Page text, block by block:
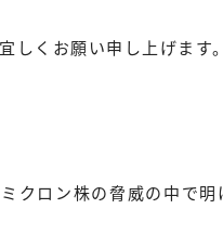
しくお願い申し上げます。
クロン株の脅威の中で